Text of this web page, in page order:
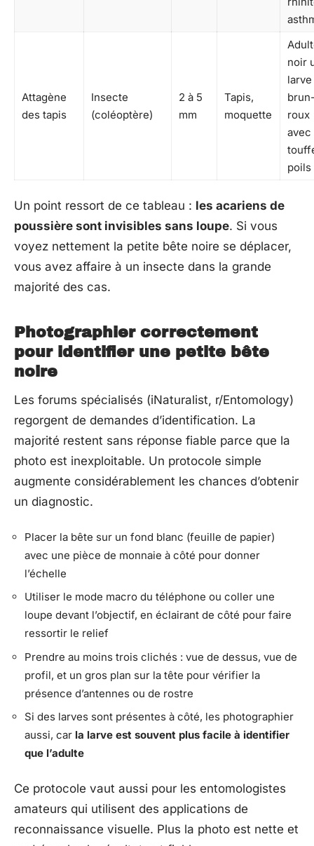
Attagène
des tapis
Insecte
(coléoptère)
2 à 5
mm
Tapis,
moquette
noir
larve
roux
avec
poils
Un point ressort de ce tableau : les acariens de
poussière sont invisibles sans loupe. Si vous
voyez nettement la petite bête noire se déplacer,
vous avez affaire à un insecte dans la grande
majorité des cas.
Photographier correctement
pour identifier une petite bête
noire
Les forums spécialisés (iNaturalist, r/Entomology)
regorgent de demandes d’identification. La
majorité restent sans réponse fiable parce que la
photo est inexploitable. Un protocole simple
augmente considérablement les chances d’obtenir
un diagnostic.
Placer la bête sur un fond blanc (feuille de papier)
avec une pièce de monnaie à côté pour donner
l’échelle
Utiliser le mode macro du téléphone ou coller une
loupe devant l’objectif, en éclairant de côté pour faire
ressortir le relief
Prendre au moins trois clichés : vue de dessus, vue de
profil, et un gros plan sur la tête pour vérifier la
présence d’antennes ou de rostre
Si des larves sont présentes à côté, les photographier
aussi, car la larve est souvent plus facile à identifier
que l’adulte
Ce protocole vaut aussi pour les entomologistes
amateurs qui utilisent des applications de
reconnaissance visuelle. Plus la photo est nette et